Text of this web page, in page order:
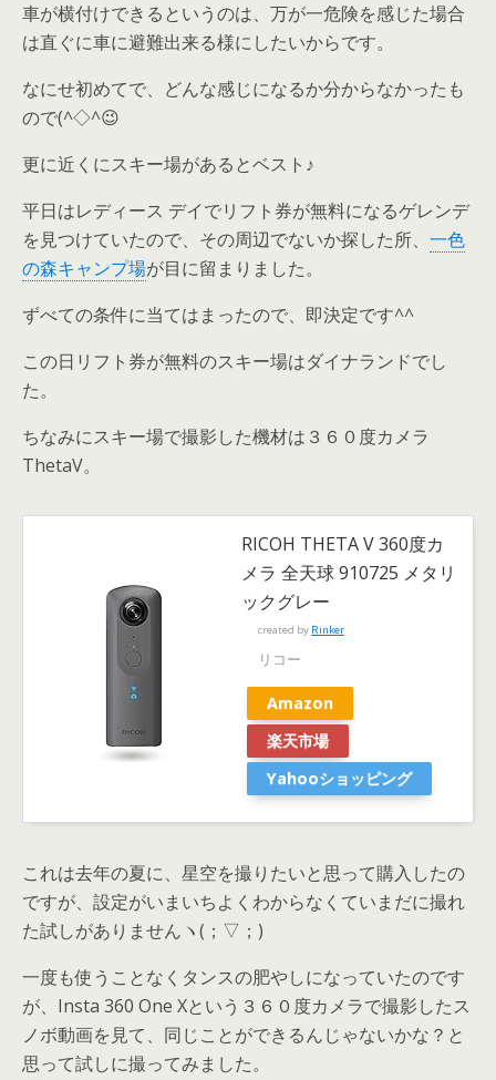
車が横付けできるというのは、万が一危険を感じた場合
は直ぐに車に避難出来る様にしたいからです。
なにせ初めてで、どんな感じになるか分からなかったも
ので(^◇^😉
更に近くにスキー場があるとベスト♪
平日はレディース デイでリフト券が無料になるゲレンデ
を見つけていたので、その周辺でないか探した所、 一色
の森キャンプ場が目に留まりました。
ずべての条件に当てはまったので、即決定です^^
この日リフト券が無料のスキー場はダイナランドでし
た。
ちなみにスキー場で撮影した機材は３６０度カメラ
ThetaV。
RICOH THETA V 360度カ
メラ 全天球 910725 メタリ
ックグレー
created by Rinker
リコー
Amazon
楽天市場
Yahooショッピング
これは去年の夏に、星空を撮りたいと思って購入したの
ですが、設定がいまいちよくわからなくていまだに撮れ
た試しがありませんヽ(；▽；)
一度も使うことなくタンスの肥やしになっていたのです
が、Insta 360 One Xという３６０度カメラで撮影したス
ノボ動画を見て、同じことができるんじゃないかな？と
思って試しに撮ってみました。